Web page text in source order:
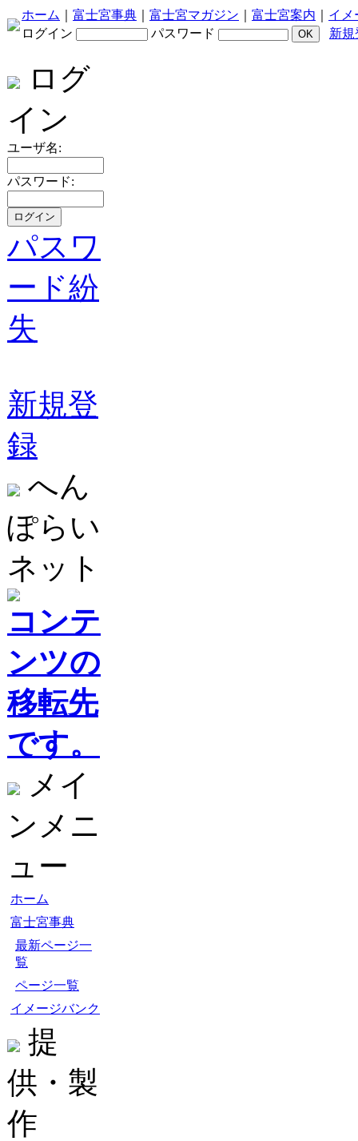
ホーム 富士宮事典 富士宮マガジン 富士宮案内
イメ
ログイン
パスワード 新規
ログ
イン
ユーザ名:
パスワード:
パスワ
ード紛
失
新規登
録
へん
ぽらい
ネット
コンテ
ンツの
移転先
です。
メイ
ンメニ
ュー
ホーム
富士宮事典
最新ページ一
覧
ページ一覧
イメージバンク
提
供・製
作